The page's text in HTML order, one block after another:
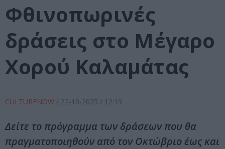
Φθινοπωρινές
δράσεις στο Μέγαρο
Χορού Καλαμάτας
CULTURENOW / 22-10-2025 / 12:19
Δείτε το πρόγραμμα των δράσεων που θα
πραγματοποιηθούν από τον Οκτώβριο έως και